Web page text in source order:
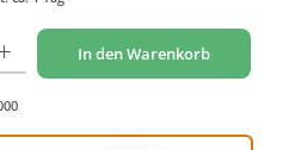
Wert ein oder benutze die Schaltflächen um
In den Warenkorb